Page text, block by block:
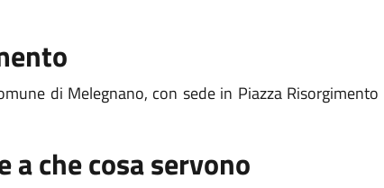
di Melegnano, con sede in Piazza
a che cosa servono